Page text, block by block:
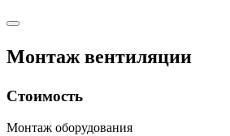
Монтаж вентиляции
Стоимость
Монтаж оборудования